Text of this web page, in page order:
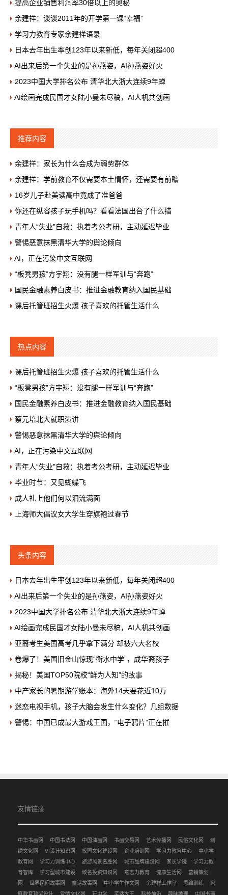
提高企业销售利润率30倍以上的奥秘
余建祥：谈谈2011年的开学第一课“幸福”
学习力教育专家余建祥语录
日本去年出生率创123年以来新低，每年关闭超400
AI出来后第一个失业的是孙燕姿，AI孙燕姿好火
2023中国大学排名公布 清华北大浙大连续9年蝉
AI绘画完成民国才女陆小曼未尽稿，AI人机共创画
推荐内容
余建祥：家长为什么会成为弱势群体
余建祥：学前教育不仅需要本土情怀，还需要有前瞻
16岁儿子赴美读高中竟成了准爸爸
你还在纵容孩子玩手机吗？看看法国出台了什么措
青年人“失业”自救：执着考公考研，主动延迟毕业
警惕恶意抹黑清华大学的舆论倾向
AI，正在污染中文互联网
“板凳男孩”方宇翔：没有腿一样军训与“奔跑”
国民金融素养白皮书：推进金融教育纳入国民基础
课后托管班招生火爆 孩子喜欢的托管生活什么
热点内容
课后托管班招生火爆 孩子喜欢的托管生活什么
“板凳男孩”方宇翔：没有腿一样军训与“奔跑”
国民金融素养白皮书：推进金融教育纳入国民基础
蔡元培北大就职演讲
警惕恶意抹黑清华大学的舆论倾向
AI，正在污染中文互联网
青年人“失业”自救：执着考公考研，主动延迟毕业
毕业时节：又见蝴蝶飞
成人礼上他们何以泪流满面
上海师大倡议女大学生穿旗袍过春节
头条内容
日本去年出生率创123年以来新低，每年关闭超400
AI出来后第一个失业的是孙燕姿，AI孙燕姿好火
2023中国大学排名公布 清华北大浙大连续9年蝉
AI绘画完成民国才女陆小曼未尽稿，AI人机共创画
亚裔考生美国高考几乎拿下满分 却被六大名校
卷爆了！美国旧金山惊现“衡水中学”，成华裔孩子
揭秘！美国TOP50院校“鲜为人知”的故事
中产家长的暑期游学账本：海外14天要花近10万
迷恋电视手机，孩子大脑会发生什么变化？几组数据
警惕：中国已成最大游戏王国，“电子鸦片”正在摧
友情链接
中华书画网 中国书法网 中国油画网 书画交易网 艺术传播网 民俗文化网
刺
绣文化网
VI设计知识网 校园文化建设网 企业培训网 学习力教育中心
中小学
教育网
学习力训练中心 旅游风景名胜网 城市品牌建设网 家长学院
学习力教
育智库
学习型城市建设 域名投资知识网 意志力教育 健康生活网
营销策划
网
世界民间故事网 童话故事网 中小学生作文网 余建祥工作室 思维训练
家
庭教育顶层设计
爱情文化网 玩中学 笑话大王 科技前沿 趣味地理 中国书画